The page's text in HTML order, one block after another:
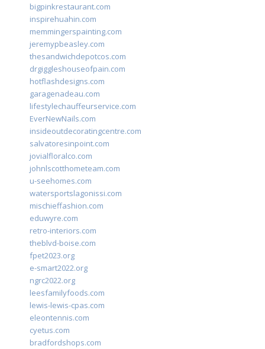
bigpinkrestaurant.com
inspirehuahin.com
memmingerspainting.com
jeremypbeasley.com
thesandwichdepotcos.com
drgiggleshouseofpain.com
hotflashdesigns.com
garagenadeau.com
lifestylechauffeurservice.com
EverNewNails.com
insideoutdecoratingcentre.com
salvatoresinpoint.com
jovialfloralco.com
johnlscotthometeam.com
u-seehomes.com
watersportslagonissi.com
mischieffashion.com
eduwyre.com
retro-interiors.com
theblvd-boise.com
fpet2023.org
e-smart2022.org
ngrc2022.org
leesfamilyfoods.com
lewis-lewis-cpas.com
eleontennis.com
cyetus.com
bradfordshops.com